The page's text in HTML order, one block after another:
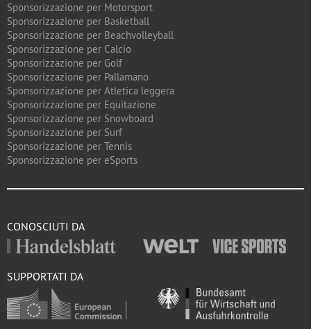
Sponsorizzazione per Motorsport
Sponsorizzazione per Basketball
Sponsorizzazione per Beachvolleyball
Sponsorizzazione per Calcio
Sponsorizzazione per Golf
Sponsorizzazione per Pallamano
Sponsorizzazione per Atletica leggera
Sponsorizzazione per Equitazione
Sponsorizzazione per Snowboard
Sponsorizzazione per Surf
Sponsorizzazione per Tennis
Sponsorizzazione per eSports
CONOSCIUTI DA
SUPPORTATI DA